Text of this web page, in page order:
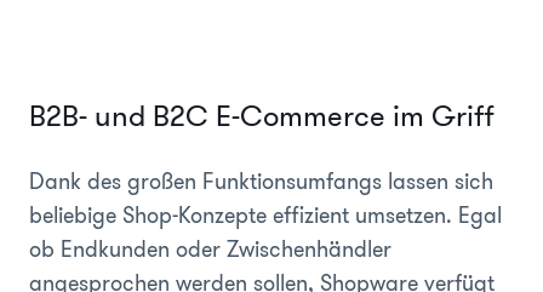
B2B- und B2C E-Commerce im Griff
Dank des großen Funktionsumfangs lassen sich
beliebige Shop-Konzepte effizient umsetzen. Egal
ob Endkunden oder Zwischenhändler
angesprochen werden sollen, Shopware verfügt